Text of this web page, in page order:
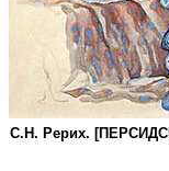
С.Н. Рерих.